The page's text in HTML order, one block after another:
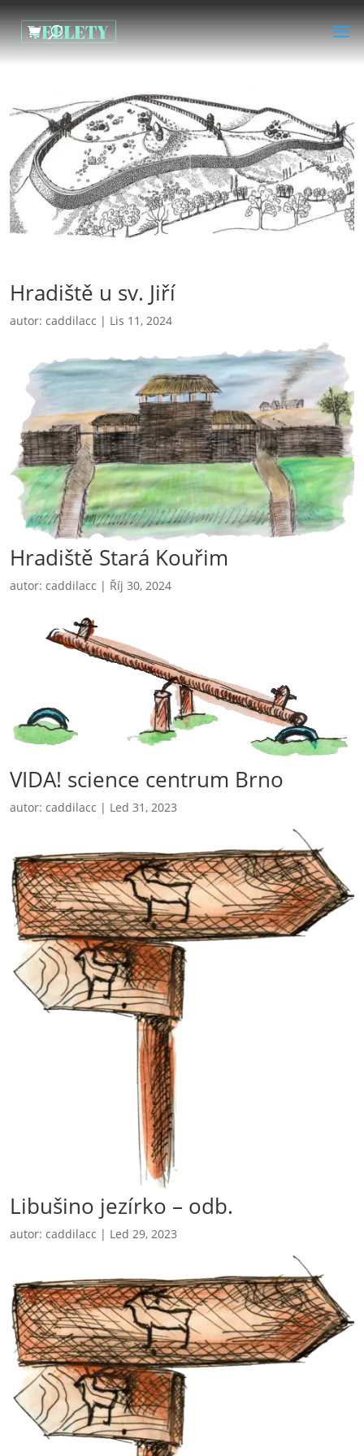
Hradiště u sv. Jiří
autor: caddilacc | Lis 11, 2024
Hradiště Stará Kouřim
autor: caddilacc | Říj 30, 2024
VIDA! science centrum Brno
autor: caddilacc | Led 31, 2023
Libušino jezírko – odb.
autor: caddilacc | Led 29, 2023